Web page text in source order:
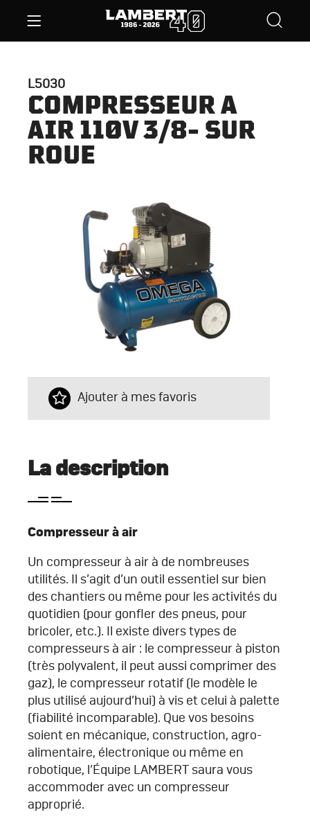
L5030
COMPRESSEUR A
AIR 110V 3/8- SUR
ROUE
Ajouter à mes favoris
La description
Compresseur à air
Un compresseur à air à de nombreuses
utilités. Il s’agit d’un outil essentiel sur bien
des chantiers ou même pour les activités du
quotidien (pour gonfler des pneus, pour
bricoler, etc.). Il existe divers types de
compresseurs à air : le compresseur à piston
(très polyvalent, il peut aussi comprimer des
gaz), le compresseur rotatif (le modèle le
plus utilisé aujourd’hui) à vis et celui à palette
(fiabilité incomparable). Que vos besoins
soient en mécanique, construction, agro-
alimentaire, électronique ou même en
robotique, l’Équipe LAMBERT saura vous
accommoder avec un compresseur
approprié.